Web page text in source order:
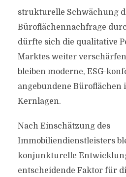
strukturelle Schwächung
Büroflächennachfrage
dürfte sich die qualitative
Marktes weiter
bleiben moderne, ESG-
angebundene Büroflächen
Kernlagen.
Nach Einschätzung des
Immobiliendienstleisters
konjunkturelle
entscheidende Faktor für